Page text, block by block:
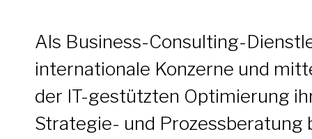
Als Business-Consulting-
internationale Konzerne und
der IT-gestützten Optimierung
Strategie- und Prozessberatung